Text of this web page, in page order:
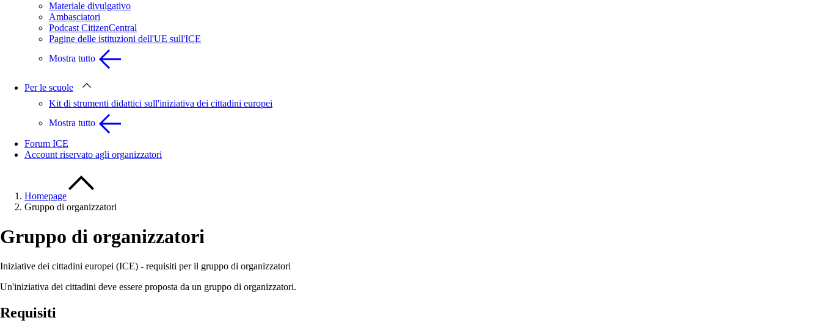
Materiale divulgativo
Ambasciatori
Podcast CitizenCentral
Pagine delle istituzioni dell'UE sull'ICE
Mostra tutto
Per le scuole
Kit di strumenti didattici sull'iniziativa dei cittadini europei
Mostra tutto
Forum ICE
Account riservato agli organizzatori
Homepage
Gruppo di organizzatori
Gruppo di organizzatori
Iniziative dei cittadini europei (ICE) - requisiti per il gruppo di organizzatori
Un'iniziativa dei cittadini deve essere proposta da un gruppo di organizzatori.
Requisiti